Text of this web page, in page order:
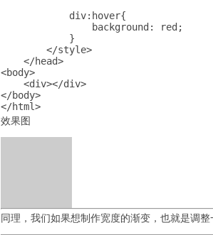
div:hover{
background: red;
}
</style>
</head>
<body>
<div></div>
</body>
效果图
同理，我们如果想制作宽度的渐变，也就是调整